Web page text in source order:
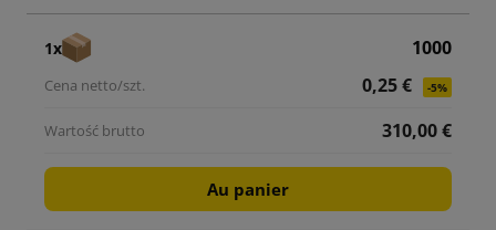
1x
1000
0,25 €
-5%
310,00 €
Au panier